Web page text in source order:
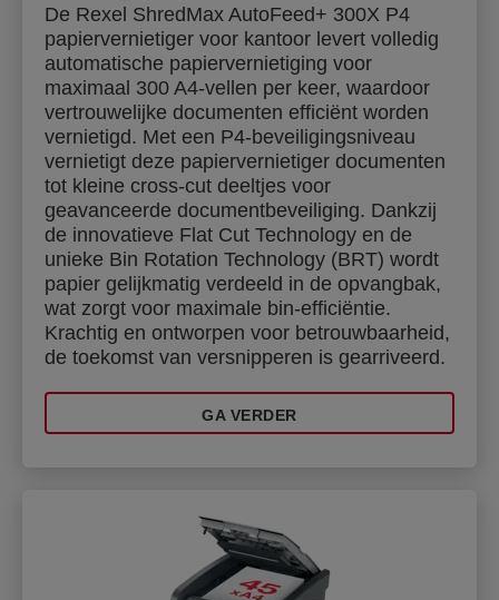
De Rexel ShredMax AutoFeed+ 300X P4
papiervernietiger voor kantoor levert volledig
automatische papiervernietiging voor
maximaal 300 A4-vellen per keer, waardoor
vertrouwelijke documenten efficiënt worden
vernietigd. Met een P4-beveiligingsniveau
vernietigt deze papiervernietiger documenten
tot kleine cross-cut deeltjes voor
geavanceerde documentbeveiliging. Dankzij
de innovatieve Flat Cut Technology en de
unieke Bin Rotation Technology (BRT) wordt
papier gelijkmatig verdeeld in de opvangbak,
wat zorgt voor maximale bin-efficiëntie.
Krachtig en ontworpen voor betrouwbaarheid,
de toekomst van versnipperen is gearriveerd.
GA VERDER